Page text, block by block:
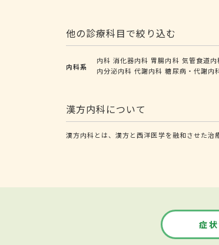
他の診療科目で絞り込む
内科系
内科 消化器内科 胃腸内科 気管食道内
内分泌内科 代謝内科 糖尿病・代謝内
漢方内科について
漢方内科とは、漢方と西洋医学を融和させた治
症